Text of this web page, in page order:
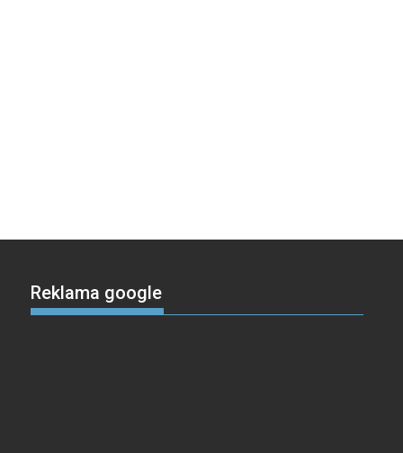
Reklama google